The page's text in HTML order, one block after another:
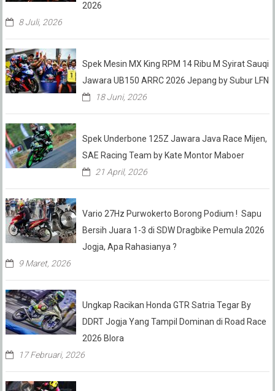
2026
8 Juli, 2026
Spek Mesin MX King RPM 14 Ribu M Syirat Sauqi
Jawara UB150 ARRC 2026 Jepang by Subur LFN
18 Juni, 2026
Spek Underbone 125Z Jawara Java Race Mijen,
SAE Racing Team by Kate Montor Maboer
21 April, 2026
Vario 27Hz Purwokerto Borong Podium ! Sapu
Bersih Juara 1-3 di SDW Dragbike Pemula 2026
Jogja, Apa Rahasianya ?
9 Maret, 2026
Ungkap Racikan Honda GTR Satria Tegar By
DDRT Jogja Yang Tampil Dominan di Road Race
2026 Blora
17 Februari, 2026